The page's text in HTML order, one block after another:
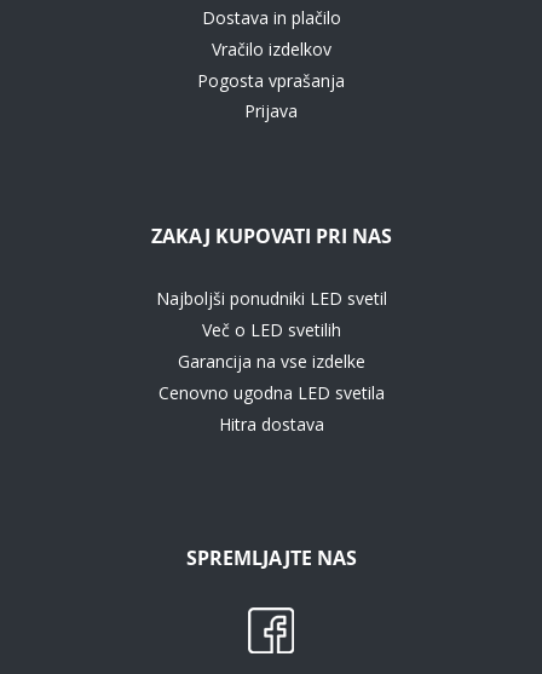
Dostava in plačilo
Vračilo izdelkov
Pogosta vprašanja
Prijava
ZAKAJ KUPOVATI PRI NAS
Najboljši ponudniki LED svetil
Več o LED svetilih
Garancija na vse izdelke
Cenovno ugodna LED svetila
Hitra dostava
SPREMLJAJTE NAS